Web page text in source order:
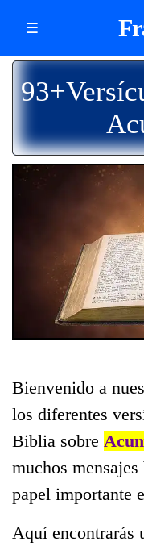
☰
Bienvenido a
los diferentes
Biblia sobre
muchos
papel importante
Aquí encontrarás